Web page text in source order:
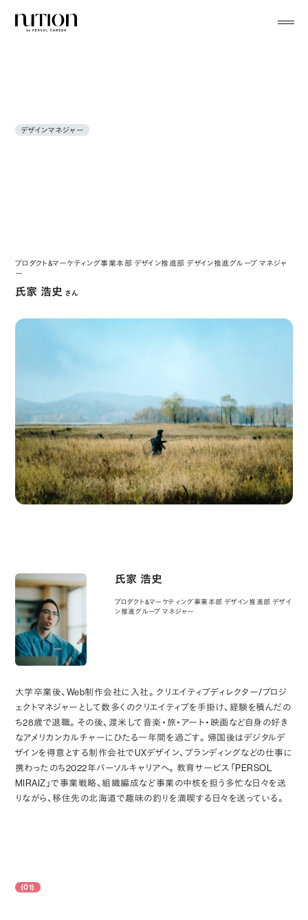
デザインマネジャー
プロダクト&マーケティング事業本部 デザイン推進部 デザイン推進グループ マネジャ
ー
氏家 浩史さん
氏家 浩史
プロダクト&マーケティング事業本部 デザイン推進部 デザイ
ン推進グループ マネジャー
大学卒業後、Web制作会社に入社。クリエイティブディレクター/プロジ
ェクトマネジャーとして数多くのクリエイティブを手掛け、経験を積んだの
ち28歳で退職。その後、渡米して音楽・旅・アート・映画など自身の好き
なアメリカンカルチャーにひたる一年間を過ごす。帰国後はデジタルデ
ザインを得意とする制作会社でUXデザイン、ブランディングなどの仕事に
携わったのち2022年パーソルキャリアへ。教育サービス「PERSOL
MIRAIZ」で事業戦略、組織編成など事業の中核を担う多忙な日々を送
りながら、移住先の北海道で趣味の釣りを満喫する日々を送っている。
(01)